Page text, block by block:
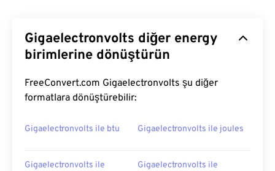
Gigaelectronvolts diğer energy
birimlerine dönüştürün
FreeConvert.com Gigaelectronvolts şu diğer
formatlara dönüştürebilir:
Gigaelectronvolts ile btu Gigaelectronvolts ile joules
Gigaelectronvolts ile
Gigaelectronvolts ile